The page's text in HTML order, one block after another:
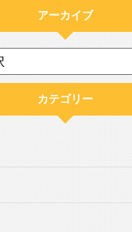
アーカイブ
カテゴリー